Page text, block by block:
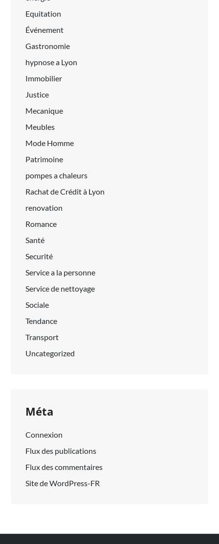
Equitation
Événement
Gastronomie
hypnose a Lyon
Immobilier
Justice
Mecanique
Meubles
Mode Homme
Patrimoine
pompes a chaleurs
Rachat de Crédit à Lyon
renovation
Romance
Santé
Securité
Service a la personne
Service de nettoyage
Sociale
Tendance
Transport
Uncategorized
Méta
Connexion
Flux des publications
Flux des commentaires
Site de WordPress-FR